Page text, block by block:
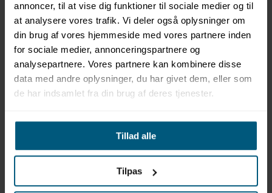
annoncer, til at vise dig funktioner til sociale medier og til
at analysere vores trafik. Vi deler også oplysninger om
din brug af vores hjemmeside med vores partnere inden
for sociale medier, annonceringspartnere og
analysepartnere. Vores partnere kan kombinere disse
data med andre oplysninger, du har givet dem, eller som
de har indsamlet fra din brug af deres tjenester.
Tillad alle
Tilpas
Information Specifikationer
Produktinformation
Leveres inklusiv 1 stk bungee, 1 stk quick link, 1 stk
31 cm reb, 1 stk flyder og 1 stk karabinhage